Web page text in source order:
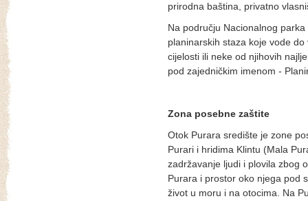
prirodna baština, privatno
Na području Nacionalnog
planinarskih staza koje vode
cijelosti ili neke od njihovih
pod zajedničkim imenom -
Zona posebne zaštite
Otok Purara središte je zone
Purari i hridima Klintu (Mala
zadržavanje ljudi i plovila zbog
Purara i prostor oko njega pod
život u moru i na otocima. Na